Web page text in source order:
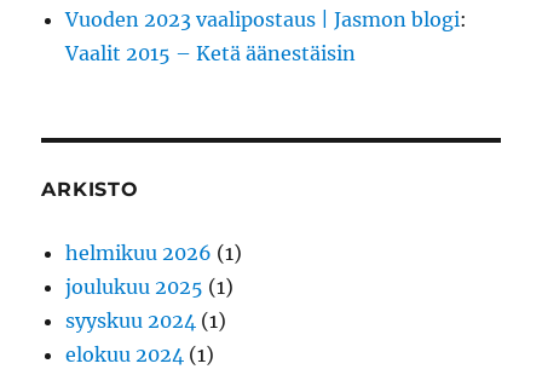
Vuoden 2023 vaalipostaus | Jasmon blogi:
Vaalit 2015 – Ketä äänestäisin
ARKISTO
helmikuu 2026 (1)
joulukuu 2025 (1)
syyskuu 2024 (1)
elokuu 2024 (1)